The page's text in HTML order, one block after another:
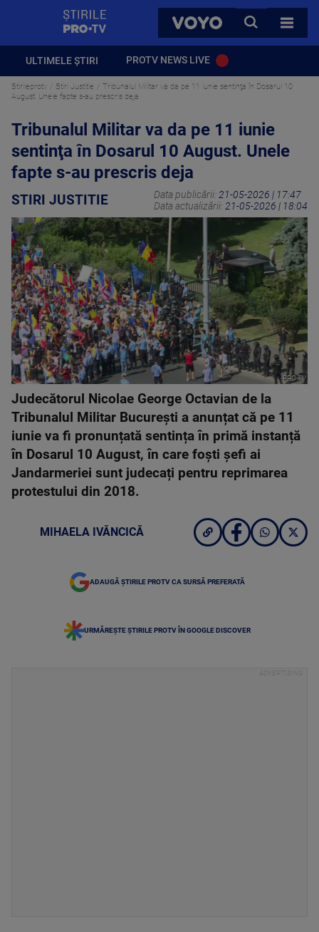
VOYO
CAUTA
TOATE
ULTIMELE ȘTIRI PROTV NEWS LIVE
Stirileprotv Stiri Justitie
Tribunalul Militar va da pe 11 iunie sentinţa în Dosarul 10
August. Unele fapte s-au prescris deja
Tribunalul Militar va da pe 11 iunie
sentinţa în Dosarul 10 August. Unele
fapte s-au prescris deja
STIRI JUSTITIE Data publicării: 21-05-2026 | 17:47
Data actualizării: 21-05-2026 | 18:04
PRO TV
Judecătorul Nicolae George Octavian de la
Tribunalul Militar București a anunțat că pe 11
iunie va fi pronunțată sentința în primă instanță
în Dosarul 10 August, în care foști șefi ai
Jandarmeriei sunt judecați pentru reprimarea
protestului din 2018.
MIHAELA IVĂNCICĂ
ADAUGĂ ȘTIRILE PROTV CA SURSĂ PREFERATĂ
URMĂREȘTE ȘTIRILE PROTV ÎN GOOGLE DISCOVER